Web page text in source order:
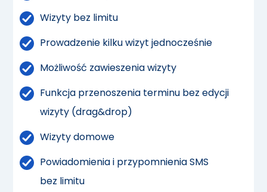
Wizyty bez limitu
Prowadzenie kilku wizyt jednocześnie
Możliwość zawieszenia wizyty
Funkcja przenoszenia terminu bez edycji
wizyty (drag&drop)
Wizyty domowe
Powiadomienia i przypomnienia SMS
bez limitu